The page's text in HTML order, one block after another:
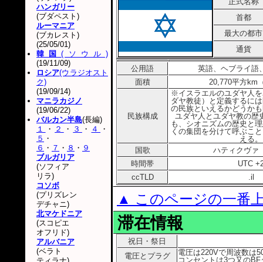
首都
最大の都市
通貨
公用語
英語、ヘブライ語
面積
20,770平方km
民族構成
※イスラエルのユダヤ人
ダヤ教徒）と定義するに
の民族といえるかどうか
ユダヤ人とユダヤ教の歴
も、シオニズムの歴史と
くの集団を分けて呼ぶこ
える。
国歌
ハティクヴァ
時間帯
UTC
ccTLD
.il
▲ このページの一番
滞在情報
祝日・祭日
電圧とプラグ
電圧は220Vで周波数は
コンセントは3つ又の
ハンガリー
(ブダペスト)
ルーマニア
(ブカレスト)
(25/05/01)
韓国(ソウル)
(19/11/09)
ロシア(ウラジオスト
ク)
(19/09/14)
マニラカジノ
(19/06/22)
バルカン半島(長編)
１
・ ２ ・ ３ ・ ４
・
５ ・
６ ・ ７ ・ ８ ・ ９
ブルガリア
(ソフィア
リラ)
コソボ
(プリズレン
デチャニ)
北マケドニア
(スコピエ
オフリド)
アルバニア
(ベラト